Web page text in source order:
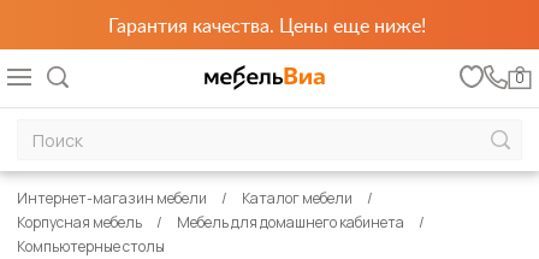
Гарантия качества. Цены еще ниже!
0
Интернет-магазин мебели
Каталог мебели
Корпусная мебель
Мебель для домашнего кабинета
Компьютерные столы